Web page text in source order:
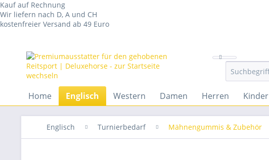
Kauf auf Rechnung
Wir liefern nach D, A und CH
kostenfreier Versand ab 49 Euro
Home Englisch Western Damen Herren Kinder
Englisch Turnierbedarf Mähnengummis & Zubehör